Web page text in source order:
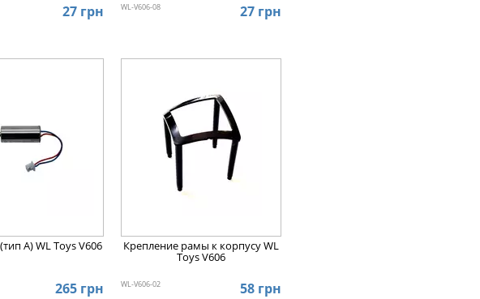
27 грн WL-V606-08 27 грн
А) WL Toys V606
265 грн
Крепление рамы к корпусу WL
Toys V606
WL-V606-02 58 грн